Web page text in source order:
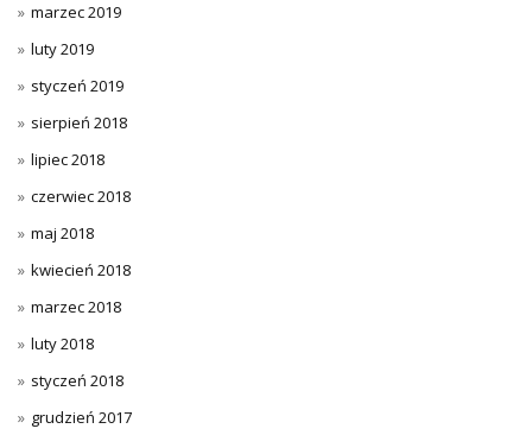
marzec 2019
luty 2019
styczeń 2019
sierpień 2018
lipiec 2018
czerwiec 2018
maj 2018
kwiecień 2018
marzec 2018
luty 2018
styczeń 2018
grudzień 2017